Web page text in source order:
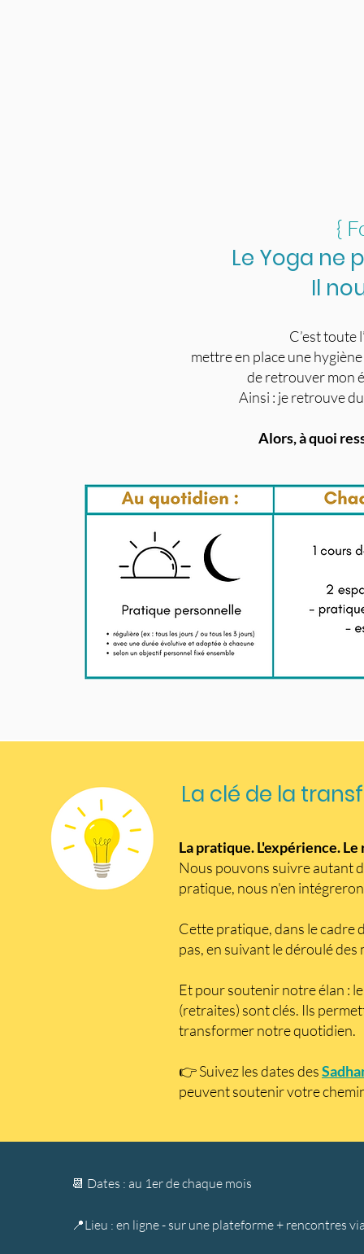
{
Le Yoga ne
Il
C’est toute
mettre en place une
de retrouver mon
Ainsi : je retrouve
Alors, à quoi
La clé de la
La pratique. L'expérience.
Nous pouvons suivre autant
pratique, nous n'en
Cette pratique, dans le cadre
pas, en suivant le déroulé des
Et pour soutenir notre élan :
(retraites) sont clés. Ils
transformer notre quotidien.
👉 Suivez les dates des
peuvent soutenir votre
📆 Dates : au 1er de chaque mois
📍Lieu : en ligne - sur une plateforme + rencontres